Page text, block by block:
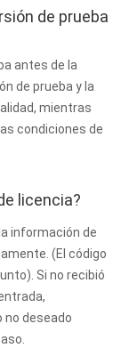
de prueba
antes de la
de prueba y la
mientras
condiciones de
licencia?
información de
(El código
Si no recibió
no deseado